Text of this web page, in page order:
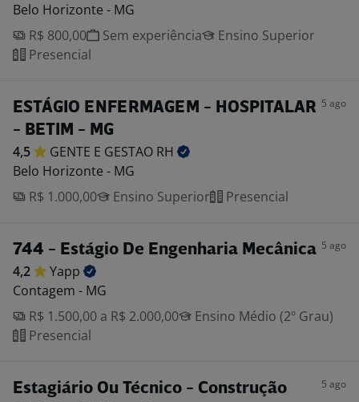
Belo Horizonte - MG
R$ 800,00
Sem experiência
Ensino Superior
Presencial
ESTÁGIO ENFERMAGEM - HOSPITALAR
- BETIM - MG
5 ago
4,5 GENTE E GESTAO RH
Belo Horizonte - MG
R$ 1.000,00
Ensino Superior Presencial
744 - Estágio De Engenharia Mecânica 5 ago
4,2
Yapp
Contagem - MG
R$ 1.500,00 a R$ 2.000,00
Ensino Médio (2º Grau)
Presencial
Estagiário Ou Técnico - Construção
5 ago